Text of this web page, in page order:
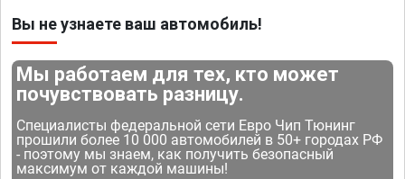
Вы не узнаете ваш автомобиль!
Мы работаем для тех, кто может
почувствовать разницу.
Специалисты федеральной сети Евро Чип Тюнинг
прошили более 10 000 автомобилей в 50+ городах РФ
- поэтому мы знаем, как получить безопасный
максимум от каждой машины!